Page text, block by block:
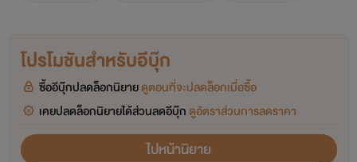
โปรโมชันสำหรับอีบุ๊ก
ซื้ออีบุ๊กปลดล็อกนิยายดูตอนที่จะปลดล็อกเมื่อซื้อ
เคยปลดล็อกนิยายได้ส่วนลดอีบุ๊ก ดูอัตราส่วนการลดราคา
ไปหน้านิยาย